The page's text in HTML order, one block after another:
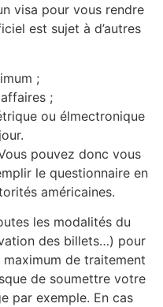
visa pour vous rendre
est sujet à d’autres
;
;
ou élmectronique
pouvez donc vous
le questionnaire en
américaines.
les modalités du
des billets…) pour
de traitement
de soumettre votre
par exemple. En cas